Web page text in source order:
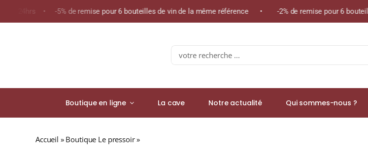
24hrs • -5% de remise pour 6 bouteilles de vin de la même référence • -2% de remise pour 6 bouteilles
Search
for:
Boutique en ligne La cave Notre actualité Qui sommes-nous ?
Accueil » Boutique Le pressoir»